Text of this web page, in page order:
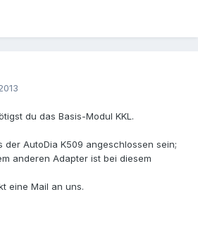
du das Basis-Modul KKL.
der AutoDia K509 angeschlossen sein;
anderen Adapter ist bei diesem
eine Mail an uns.